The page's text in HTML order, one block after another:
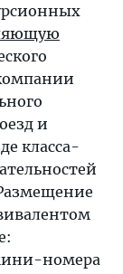
и
класса-
номера